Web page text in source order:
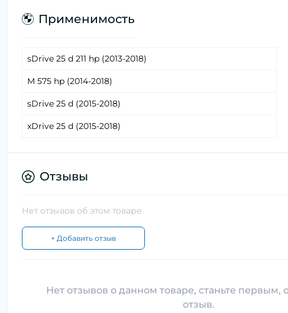
Применимость
sDrive 25 d 211 hp (2013-2018)
M 575 hp (2014-2018)
sDrive 25 d (2015-2018)
xDrive 25 d (2015-2018)
Отзывы
Нет отзывов об этом товаре.
+ Добавить отзыв
Нет отзывов о данном товаре, станьте первым,
отзыв.